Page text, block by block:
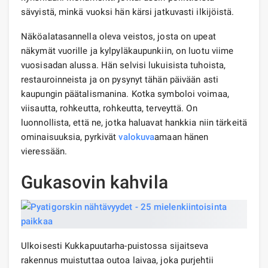
sävyistä, minkä vuoksi hän kärsi jatkuvasti ilkijöistä.
Näköalatasannella oleva veistos, josta on upeat
näkymät vuorille ja kylpyläkaupunkiin, on luotu viime
vuosisadan alussa. Hän selvisi lukuisista tuhoista,
restauroinneista ja on pysynyt tähän päivään asti
kaupungin päätalismanina. Kotka symboloi voimaa,
viisautta, rohkeutta, rohkeutta, terveyttä. On
luonnollista, että ne, jotka haluavat hankkia niin tärkeitä
ominaisuuksia, pyrkivätvalokuvaamaan hänen
vieressään.
Gukasovin kahvila
Ulkoisesti Kukkapuutarha-puistossa sijaitseva
rakennus muistuttaa outoa laivaa, joka purjehtii